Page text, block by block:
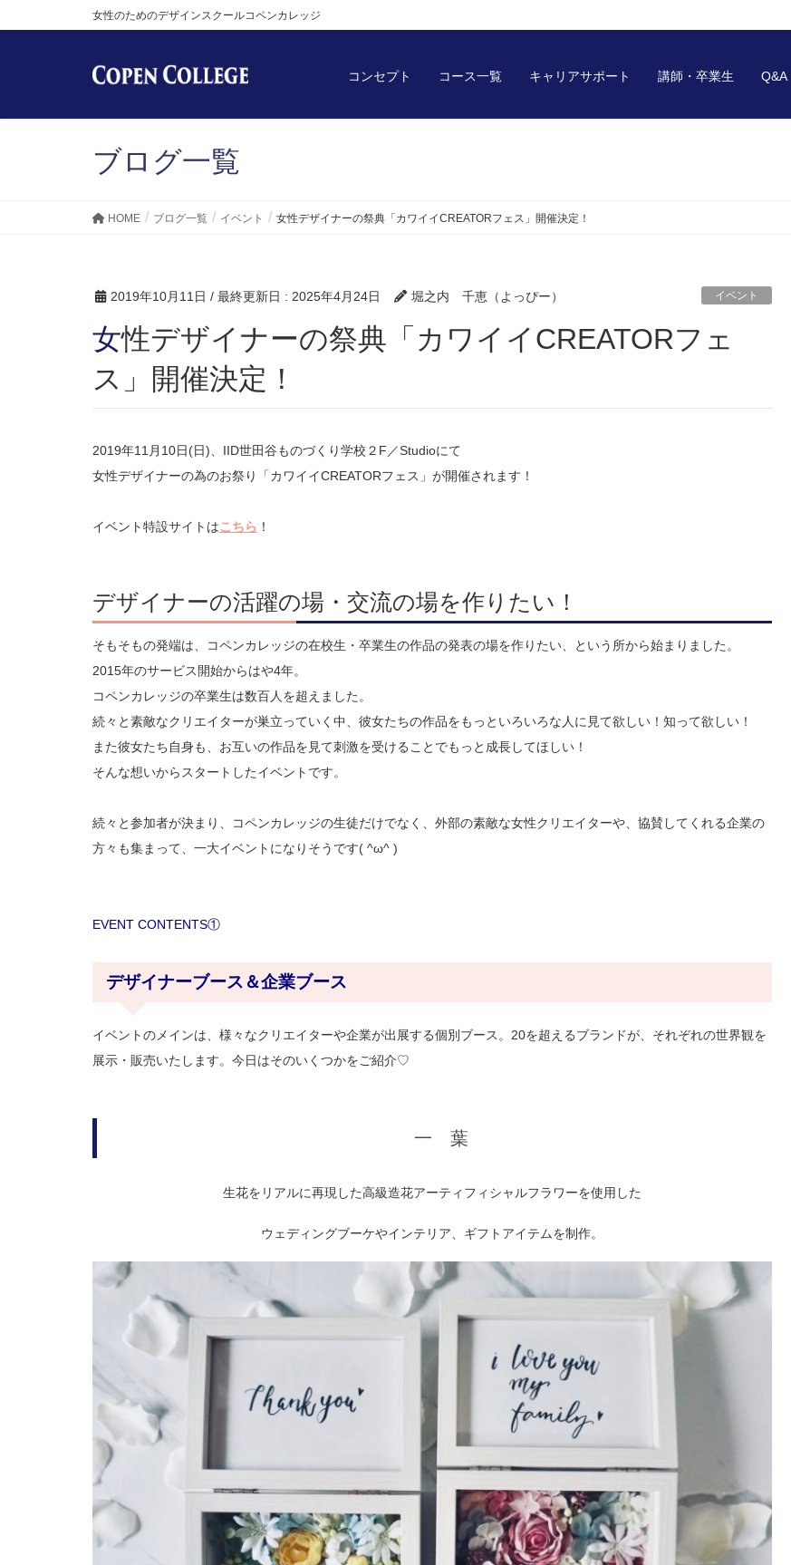
女性のためのデザインスクールコペンカレッジ
コンセプト コース一覧 キャリアサポート 講師・卒業生 Q&A
ブログ一覧
HOME ブログ一覧 イベント 女性デザイナーの祭典「カワイイCREATORフェス」開催決定！
2019年10月11日 / 最終更新日 : 2025年4月24日 堀之内 千恵（よっぴー） イベント
女性デザイナーの祭典「カワイイCREATORフェ
ス」開催決定！
2019年11月10日(日)、IID世田谷ものづくり学校２F／Studioにて
女性デザイナーの為のお祭り「カワイイCREATORフェス」が開催されます！
イベント特設サイトはこちら ！
デザイナーの活躍の場・交流の場を作りたい！
そもそもの発端は、コペンカレッジの在校生・卒業生の作品の発表の場を作りたい、という所から始まりました。
2015年のサービス開始からはや4年。
コペンカレッジの卒業生は数百人を超えました。
続々と素敵なクリエイターが巣立っていく中、彼女たちの作品をもっといろいろな人に見て欲しい！知って欲しい！
また彼女たち自身も、お互いの作品を見て刺激を受けることでもっと成長してほしい！
そんな想いからスタートしたイベントです。
続々と参加者が決まり、コペンカレッジの生徒だけでなく、外部の素敵な女性クリエイターや、協賛してくれる企業の
方々も集まって、一大イベントになりそうです( ^ω^ )
EVENT CONTENTS①
デザイナーブース＆企業ブース
イベントのメインは、様々なクリエイターや企業が出展する個別ブース。20を超えるブランドが、それぞれの世界観を
展示・販売いたします。今日はそのいくつかをご紹介♡
一 葉
生花をリアルに再現した高級造花アーティフィシャルフラワーを使用した
ウェディングブーケやインテリア、ギフトアイテムを制作。